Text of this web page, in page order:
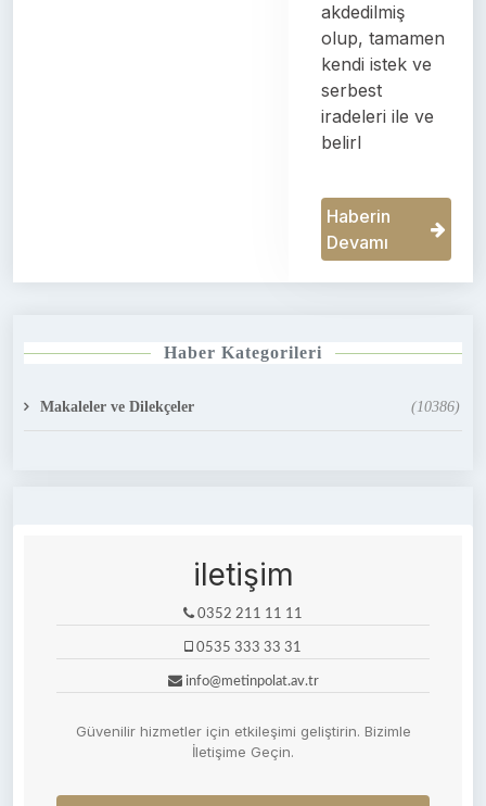
akdedilmiş
olup, tamamen
kendi istek ve
serbest
iradeleri ile ve
belirl
Haberin
Devamı
Haber Kategorileri
Makaleler ve Dilekçeler (10386)
iletişim
0352 211 11 11
0535 333 33 31
info@metinpolat.av.tr
Güvenilir hizmetler için etkileşimi geliştirin. Bizimle
İletişime Geçin.